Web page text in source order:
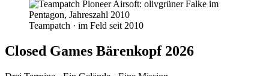
Teampatch · im Feld seit 2010
Closed Games Bärenkopf 2026